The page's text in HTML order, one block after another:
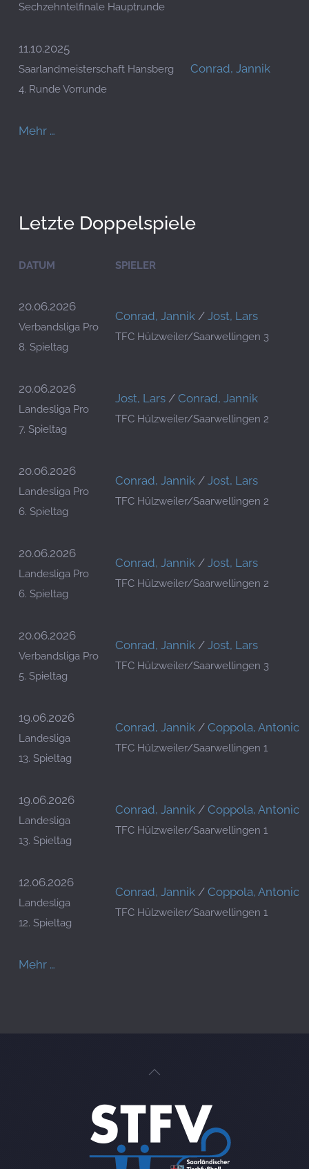
Sechzehntelfinale Hauptrunde
11.10.2025
Saarlandmeisterschaft Hansberg
4. Runde Vorrunde
Conrad, Jannik
Mehr …
Letzte Doppelspiele
DATUM SPIELER
20.06.2026
Verbandsliga Pro
8. Spieltag
Conrad, Jannik / Jost, Lars
TFC Hülzweiler/Saarwellingen 3
20.06.2026
Landesliga Pro
7. Spieltag
Jost, Lars / Conrad, Jannik
TFC Hülzweiler/Saarwellingen 2
20.06.2026
Landesliga Pro
6. Spieltag
Conrad, Jannik / Jost, Lars
TFC Hülzweiler/Saarwellingen 2
20.06.2026
Landesliga Pro
6. Spieltag
Conrad, Jannik / Jost, Lars
TFC Hülzweiler/Saarwellingen 2
20.06.2026
Verbandsliga Pro
5. Spieltag
Conrad, Jannik / Jost, Lars
TFC Hülzweiler/Saarwellingen 3
19.06.2026
Landesliga
13. Spieltag
Conrad, Jannik / Coppola, Antonio
TFC Hülzweiler/Saarwellingen 1
19.06.2026
Landesliga
13. Spieltag
Conrad, Jannik / Coppola, Antonio
TFC Hülzweiler/Saarwellingen 1
12.06.2026
Landesliga
12. Spieltag
Conrad, Jannik / Coppola, Antonio
TFC Hülzweiler/Saarwellingen 1
Mehr …